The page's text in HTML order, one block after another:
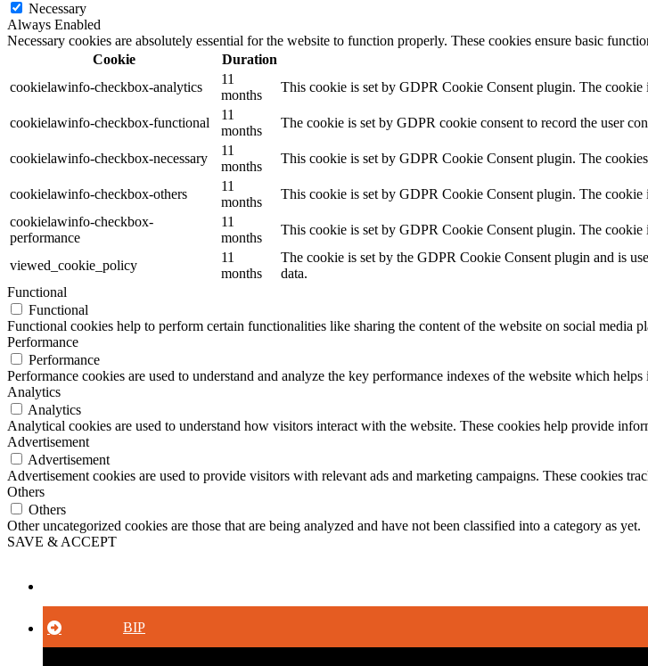
Necessary
Always Enabled
Necessary cookies are absolutely essential for the website to function properly. These cookies ensure basic
Cookie
Duration
cookielawinfo-checkbox-analytics
11
months
This cookie is set by GDPR Cookie Consent plugin. The
cookielawinfo-checkbox-functional
11
months
The cookie is set by GDPR cookie consent to record the user
cookielawinfo-checkbox-necessary
11
months
This cookie is set by GDPR Cookie Consent plugin. The
cookielawinfo-checkbox-others
11
months
This cookie is set by GDPR Cookie Consent plugin. The cookie
cookielawinfo-checkbox-
performance
11
months
This cookie is set by GDPR Cookie Consent plugin. The cookie
viewed_cookie_policy
11
months
The cookie is set by the GDPR Cookie Consent plugin and is
data.
Functional
Functional
Functional cookies help to perform certain functionalities like sharing the content of the website on social media
Performance
Performance
Performance cookies are used to understand and analyze the key performance indexes of the website which
Analytics
Analytics
Analytical cookies are used to understand how visitors interact with the website. These cookies help provide
Advertisement
Advertisement
Advertisement cookies are used to provide visitors with relevant ads and marketing campaigns. These cookies
Others
Others
Other uncategorized cookies are those that are being analyzed and have not been classified into a category as yet.
SAVE & ACCEPT
BIP